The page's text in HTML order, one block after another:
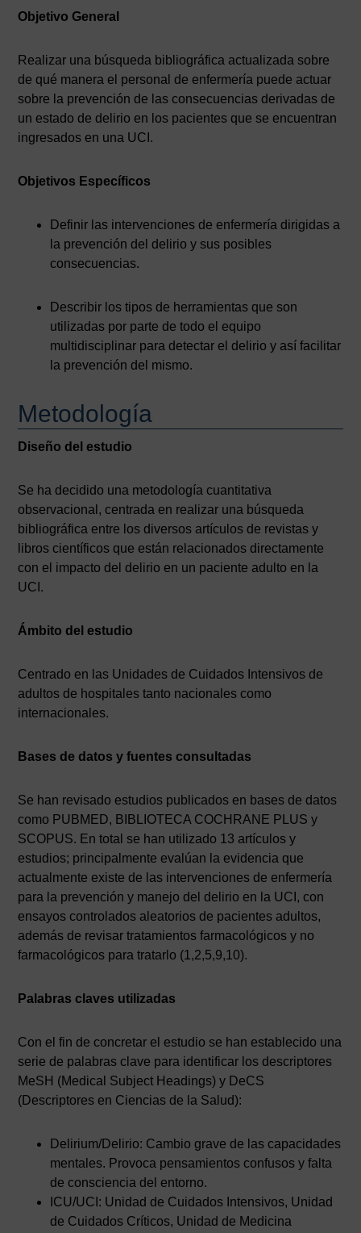
Objetivo General
Realizar una búsqueda bibliográfica actualizada sobre
de qué manera el personal de enfermería puede actuar
sobre la prevención de las consecuencias derivadas de
un estado de delirio en los pacientes que se encuentran
ingresados en una UCI.
Objetivos Específicos
Definir las intervenciones de enfermería dirigidas a
la prevención del delirio y sus posibles
consecuencias.
Describir los tipos de herramientas que son
utilizadas por parte de todo el equipo
multidisciplinar para detectar el delirio y así facilitar
la prevención del mismo.
Metodología
Diseño del estudio
Se ha decidido una metodología cuantitativa
observacional, centrada en realizar una búsqueda
bibliográfica entre los diversos artículos de revistas y
libros científicos que están relacionados directamente
con el impacto del delirio en un paciente adulto en la
UCI.
Ámbito del estudio
Centrado en las Unidades de Cuidados Intensivos de
adultos de hospitales tanto nacionales como
internacionales.
Bases de datos y fuentes consultadas
Se han revisado estudios publicados en bases de datos
como PUBMED, BIBLIOTECA COCHRANE PLUS y
SCOPUS. En total se han utilizado 13 artículos y
estudios; principalmente evalúan la evidencia que
actualmente existe de las intervenciones de enfermería
para la prevención y manejo del delirio en la UCI, con
ensayos controlados aleatorios de pacientes adultos,
además de revisar tratamientos farmacológicos y no
farmacológicos para tratarlo (1,2,5,9,10).
Palabras claves utilizadas
Con el fin de concretar el estudio se han establecido una
serie de palabras clave para identificar los descriptores
MeSH (Medical Subject Headings) y DeCS
(Descriptores en Ciencias de la Salud):
Delirium/Delirio: Cambio grave de las capacidades
mentales. Provoca pensamientos confusos y falta
de consciencia del entorno.
ICU/UCI: Unidad de Cuidados Intensivos, Unidad
de Cuidados Críticos, Unidad de Medicina